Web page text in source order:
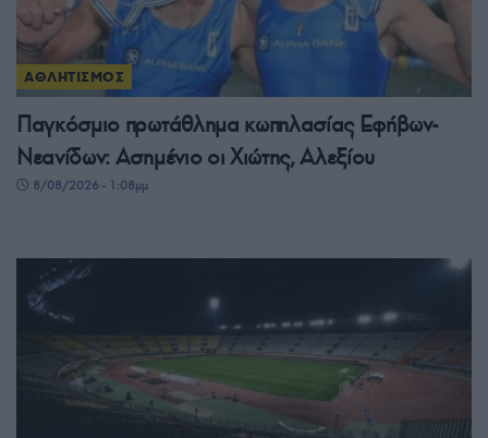
ΑΘΛΗΤΙΣΜΟΣ
Παγκόσμιο πρωτάθλημα κωπηλασίας Εφήβων-
Νεανίδων: Ασημένιο οι Χιώτης, Αλεξίου
8/08/2026 - 1:08μμ